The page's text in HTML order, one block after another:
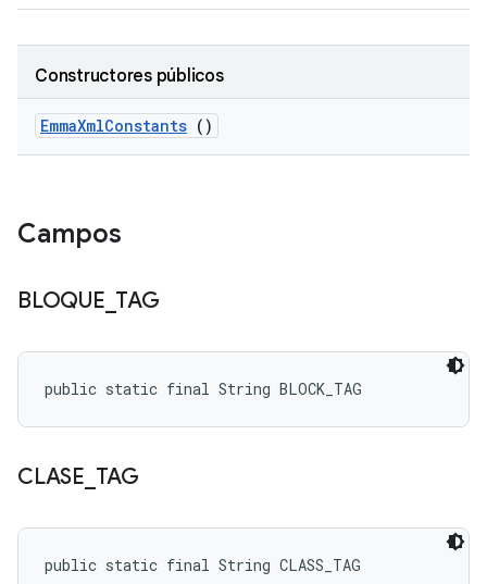
Constructores públicos
EmmaXmlConstants ()
Campos
BLOQUE TAG
public static final String BLOCK_TAG
CLASE TAG
public static final String CLASS_TAG